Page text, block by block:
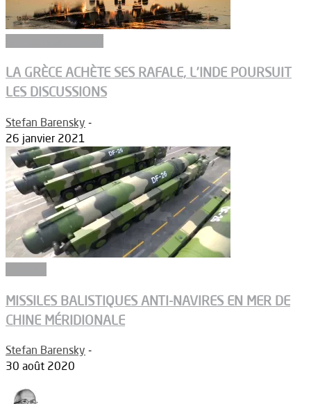
LA GRÈCE ACHÈTE SES RAFALE, L’INDE POURSUIT
LES DISCUSSIONS
Stefan Barensky -
26 janvier 2021
MISSILES BALISTIQUES ANTI-NAVIRES EN MER DE
CHINE MÉRIDIONALE
Stefan Barensky -
30 août 2020